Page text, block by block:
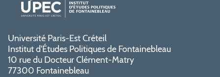
Université Paris-Est Créteil
Institut d'Études Politiques de Fontainebleau
10 rue du Docteur Clément-Matry
77300 Fontainebleau